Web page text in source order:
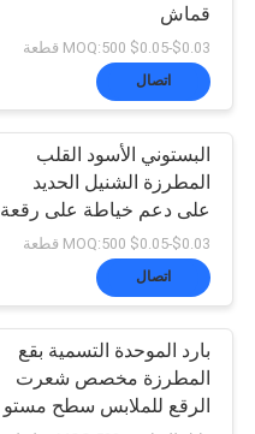
خريطة
الموقع
سياسة
الخصوصية
قماش
$0.03-$0.05 MOQ:500 قطعة
اتصال
البستوني الأسود القلب
المطرزة الشنيل الحديد
على دعم خياطة على رقعة
القماش
$0.03-$0.05 MOQ:500 قطعة
اتصال
بارد الموحدة التسمية بقع
المطرزة مخصص شعرت
الرقع للملابس سطح مستو